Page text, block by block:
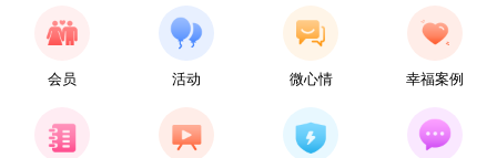
会员 活动 微心情 幸福案例